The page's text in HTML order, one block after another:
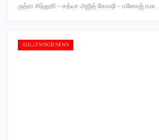
ருத்ரா சிந்தூரி – சத்யா அஜித் கோஷி – மனோஜ் ரமா…
KOLLYWOOD NEWS